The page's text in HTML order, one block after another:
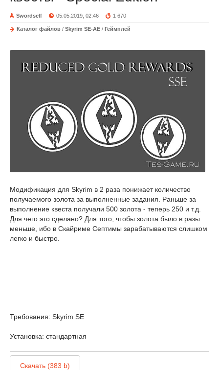
Swordself 05.05.2019, 02:46 1 670
Каталог файлов / Skyrim SE-AE / Геймплей
Модификация для Skyrim в 2 раза понижает количество
получаемого золота за выполненные задания. Раньше за
выполнение квеста получали 500 золота - теперь 250 и т.д.
Для чего это сделано? Для того, чтобы золота было в разы
меньше, ибо в Скайриме Септимы зарабатываются слишком
легко и быстро.
Требования: Skyrim SE
Установка: стандартная
Скачать (383 b)